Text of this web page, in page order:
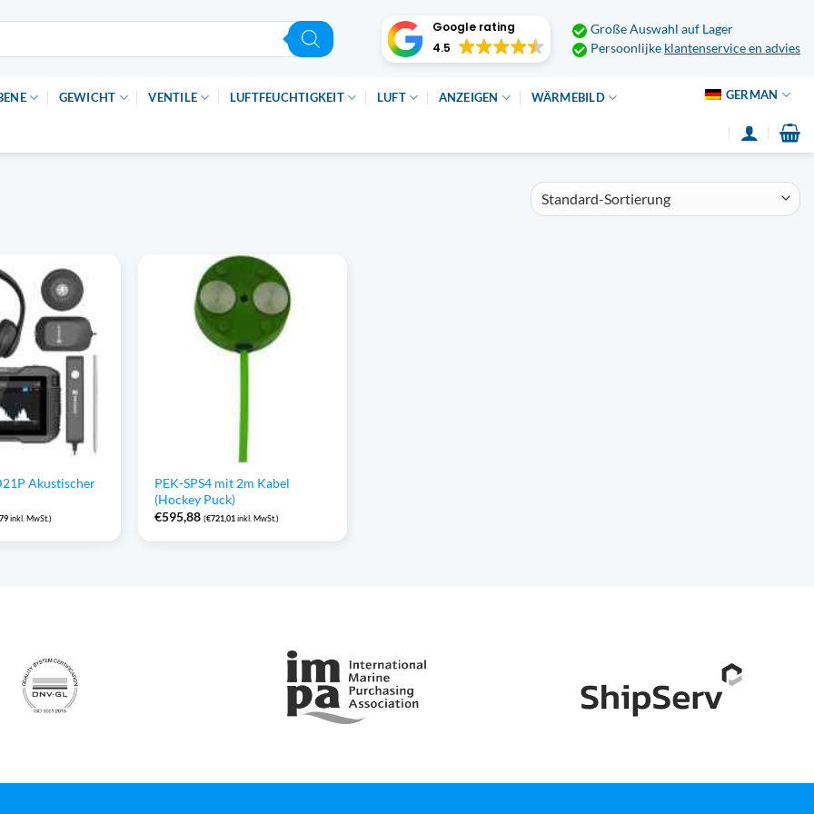
Google rating
4.5
Große Auswahl auf Lager
Persoonlijke klantenservice en advies
GEWICHT VENTILE LUFTFEUCHTIGKEIT LUFT ANZEIGEN WÄRMEBILD GERMAN
Akustischer
inkl. MwSt.)
PEK-SPS4 mit 2m Kabel
(Hockey Puck)
€595,88 (€721,01inkl. MwSt.)